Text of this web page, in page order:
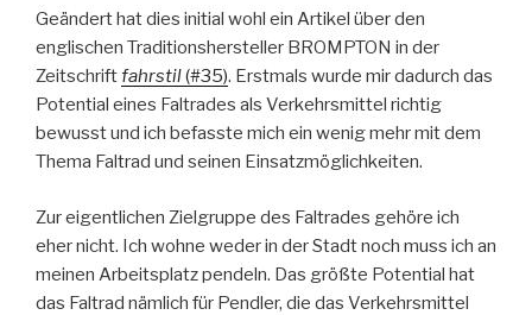
Geändert hat dies initial wohl ein Artikel über den
englischen Traditionshersteller BROMPTON in der
Zeitschriftfahrstil(#35). Erstmals wurde mir dadurch das
Potential eines Faltrades als Verkehrsmittel richtig
bewusst und ich befasste mich ein wenig mehr mit dem
Thema Faltrad und seinen Einsatzmöglichkeiten.
Zur eigentlichen Zielgruppe des Faltrades gehöre ich
eher nicht. Ich wohne weder in der Stadt noch muss ich an
meinen Arbeitsplatz pendeln. Das größte Potential hat
das Faltrad nämlich für Pendler, die das Verkehrsmittel